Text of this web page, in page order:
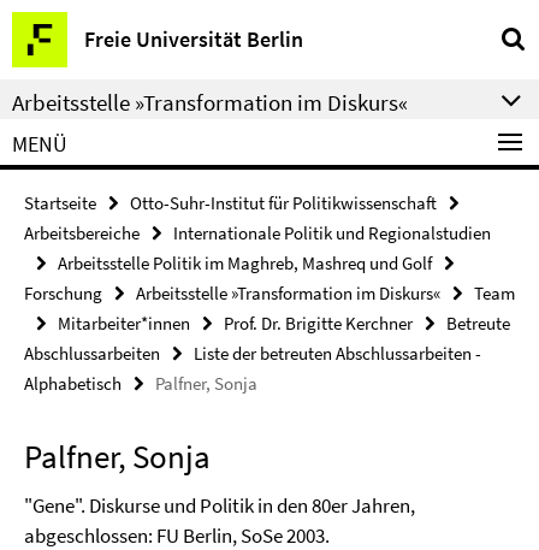
Springe
direkt
zu
Inhalt
Freie Universität Berlin
Service-
Navigation
Arbeitsstelle »Transformation im Diskurs«
MENÜ
Startseite
Otto-Suhr-Institut für Politikwissenschaft
Arbeitsbereiche
Internationale Politik und Regionalstudien
Arbeitsstelle Politik im Maghreb, Mashreq und Golf
Forschung
Arbeitsstelle »Transformation im Diskurs«
Team
Mitarbeiter*innen
Prof. Dr. Brigitte Kerchner
Betreute
Abschlussarbeiten
Liste der betreuten Abschlussarbeiten -
Alphabetisch
Palfner, Sonja
Palfner, Sonja
"Gene". Diskurse und Politik in den 80er Jahren,
abgeschlossen: FU Berlin, SoSe 2003.